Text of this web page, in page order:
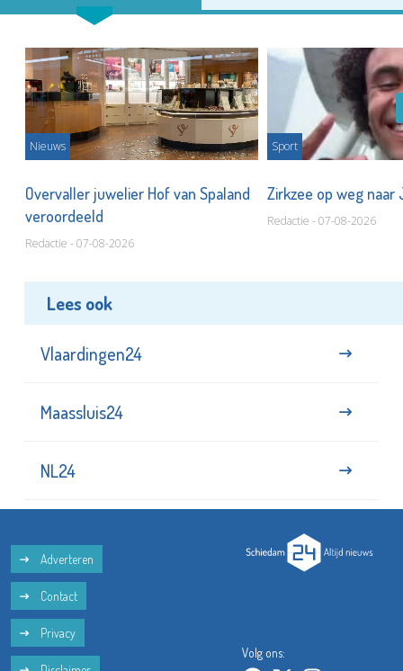
Nieuws
Overvaller juwelier Hof van Spaland
veroordeeld
Redactie - 07-08-2026
Sport
Zirkzee op weg
Redactie - 07-08-2026
Lees ook
Vlaardingen24
Maassluis24
NL24
Adverteren
Contact
Privacy
Volg ons: